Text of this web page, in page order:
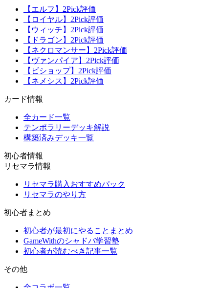
【エルフ】2Pick評価
【ロイヤル】2Pick評価
【ウィッチ】2Pick評価
【ドラゴン】2Pick評価
【ネクロマンサー】2Pick評価
【ヴァンパイア】2Pick評価
【ビショップ】2Pick評価
【ネメシス】2Pick評価
カード情報
全カード一覧
テンポラリーデッキ解説
構築済みデッキ一覧
初心者情報
リセマラ情報
リセマラ購入おすすめパック
リセマラのやり方
初心者まとめ
初心者が最初にやることまとめ
GameWithのシャドバ学習塾
初心者が読むべき記事一覧
その他